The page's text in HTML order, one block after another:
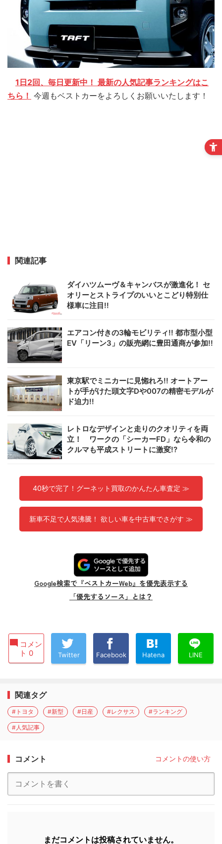
1日2回、毎日更新中！ 最新の人気記事ランキングはこ
ちら！ 今週もベストカーをよろしくお願いいたします！
関連記事
ダイハツムーヴ＆キャンバスが激進化！ セ
オリーとストライプのいいとこどり特別仕
様車に注目!!
エアコン付きの3輪モビリティ!! 都市型小型
EV「リーン3」の販売網に豊田通商が参加!!
東京駅でミニカーに見惚れろ!! オートアー
トが手がけた頭文字Dや007の精密モデルが
ド迫力!!
レトロなデザインと走りのクオリティを両
立！ ワークの「シーカーFD」なら令和の
クルマも平成ストリートに激変!?
40秒で完了！グーネット買取のかんたん車査定 ≫
新車不足で人気沸騰！ 欲しい車を中古車でさがす ≫
Google検索で『ベストカーWeb』を優先表示する
「優先するソース」とは？
コメン
ト 0
Twitter Facebook Hatena LINE
関連タグ
#トヨタ #新型 #日産 #レクサス #ランキング
#人気記事
コメント コメントの使い方
まだコメントは投稿されていません。